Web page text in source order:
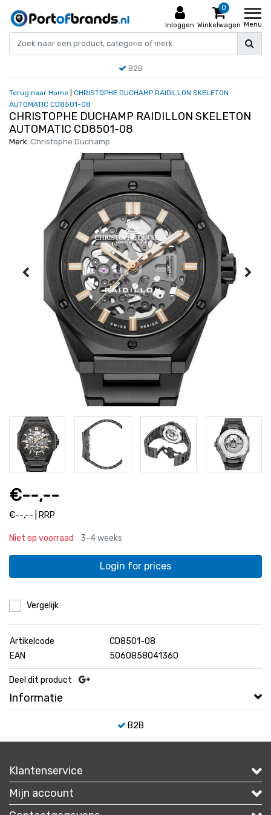
Inloggen
0
Winkelwagen Menu
B2B
Terug naar Home
CHRISTOPHE DUCHAMP RAIDILLON SKELETON
AUTOMATIC CD8501-08
CHRISTOPHE DUCHAMP RAIDILLON SKELETON
AUTOMATIC CD8501-08
Merk: Christophe Duchamp
€--,--
€--,-- | RRP
Niet op voorraad 3-4 weeks
Login for prices
Vergelijk
Artikelcode
CD8501-08
EAN
5060858041360
Deel dit product
Informatie
B2B
Klantenservice
Mijn account